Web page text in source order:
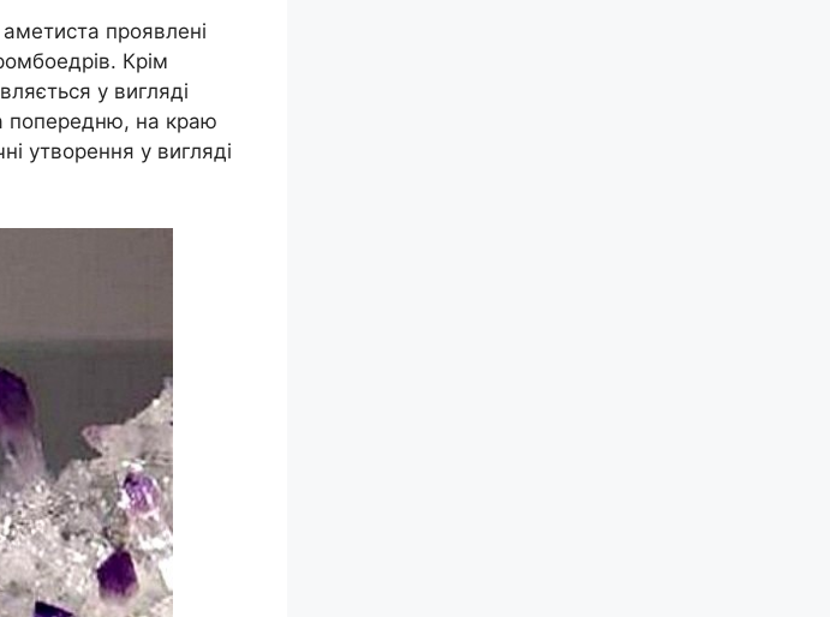
проявлені
Крім
у вигляді
попередню, на краю
утворення у вигляді